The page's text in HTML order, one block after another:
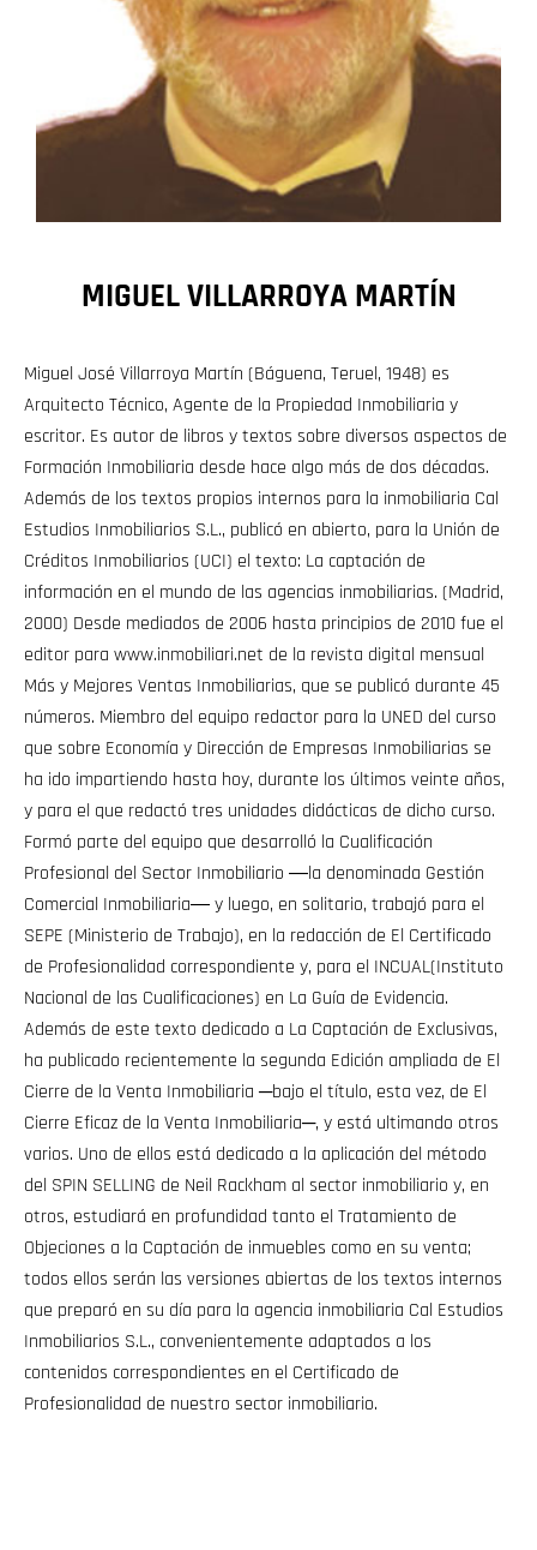
MIGUEL VILLARROYA MARTÍN
Miguel José Villarroya Martín (Báguena, Teruel, 1948) es
Arquitecto Técnico, Agente de la Propiedad Inmobiliaria y
escritor. Es autor de libros y textos sobre diversos aspectos de
Formación Inmobiliaria desde hace algo más de dos décadas.
Además de los textos propios internos para la inmobiliaria Cal
Estudios Inmobiliarios S.L., publicó en abierto, para la Unión de
Créditos Inmobiliarios (UCI) el texto: La captación de
información en el mundo de las agencias inmobiliarias. (Madrid,
2000) Desde mediados de 2006 hasta principios de 2010 fue el
editor para www.inmobiliari.net de la revista digital mensual
Más y Mejores Ventas Inmobiliarias, que se publicó durante 45
números. Miembro del equipo redactor para la UNED del curso
que sobre Economía y Dirección de Empresas Inmobiliarias se
ha ido impartiendo hasta hoy, durante los últimos veinte años,
y para el que redactó tres unidades didácticas de dicho curso.
Formó parte del equipo que desarrolló la Cualificación
Profesional del Sector Inmobiliario ―la denominada Gestión
Comercial Inmobiliaria― y luego, en solitario, trabajó para el
SEPE (Ministerio de Trabajo), en la redacción de El Certificado
de Profesionalidad correspondiente y, para el INCUAL(Instituto
Nacional de las Cualificaciones) en La Guía de Evidencia.
Además de este texto dedicado a La Captación de Exclusivas,
ha publicado recientemente la segunda Edición ampliada de El
Cierre de la Venta Inmobiliaria ─bajo el título, esta vez, de El
Cierre Eficaz de la Venta Inmobiliaria─, y está ultimando otros
varios. Uno de ellos está dedicado a la aplicación del método
del SPIN SELLING de Neil Rackham al sector inmobiliario y, en
otros, estudiará en profundidad tanto el Tratamiento de
Objeciones a la Captación de inmuebles como en su venta;
todos ellos serán las versiones abiertas de los textos internos
que preparó en su día para la agencia inmobiliaria Cal Estudios
Inmobiliarios S.L., convenientemente adaptados a los
contenidos correspondientes en el Certificado de
Profesionalidad de nuestro sector inmobiliario.